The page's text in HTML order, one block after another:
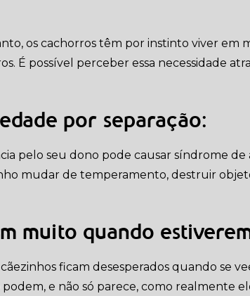
os cachorros têm por instinto viver em
É possível perceber essa necessidade
por separação:
pelo seu dono pode causar síndrome de
mudar de temperamento, destruir
muito quando
ficam desesperados quando se
e não só parece, como realmente